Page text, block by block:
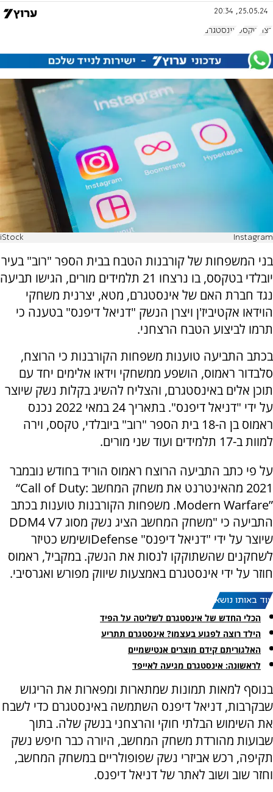
25.05.24, 20:34
רצח טקסס אינסטגרם
Instagram
iStock
בני המשפחות של קורבנות הטבח בבית הספר "רוב" בעיר
יובלדי בטקסס, בו נרצחו 21 תלמידים מורים, הגישו תביעה
נגד חברת האם של אינסטגרם, מטא, יצרנית משחקי
הוידאו אקטיביז'ן ויצרן הנשק "דניאל דיפנס" בטענה כי
תרמו לביצוע הטבח הרצחני.
בכתב התביעה טוענות משפחות הקורבנות כי הרוצח,
סלבדור ראמוס, הושפע ממשחקי וידאו אלימים יחד עם
תוכן אלים באינסטגרם, והצליח להשיג בקלות נשק שיוצר
על ידי "דניאל דיפנס". בתאריך 24 במאי 2022 נכנס
ראמוס בן ה-18 בית הספר "רוב" ביובלדי, טקסס, וירה
למוות ב-17 תלמידים ועוד שני מורים.
על פי כתב התביעה הרוצח ראמוס הוריד בחודש נובמבר
2021 מהאינטרנט את משחק המחשב
“Call of Duty:
Modern Warfare”. משפחות הקורבנות טוענות בכתב
התביעה כי "משחק המחשב הציג נשק מסוגDDM4 V7
שיוצר על ידי "דניאל דיפנס" Defenseושימש כטיזר
לשחקנים שהשתוקקו לנסות את הנשק. במקביל, ראמוס
חוזר על ידי אינסטגרם באמצעות שיווק מפורש ואגרסיבי.
עוד באותו נושא:
הכלי החדש של אינסטגרם לשליטה על הפיד
הילד רוצה לפגוע בעצמו? אינסטגרם תתריע
האלגוריתם קידם מוצרים אנטישמיים
לראשונה: אינסטגרם מגיעה לאייפד
בנוסף למאות תמונות שמתארות ומפארות את הריגוש
שבקרבות, דניאל דיפנס השתמשה באינסטגרם כדי לשבח
את השימוש הבלתי חוקי והרצחני בנשק שלה. בתוך
שבועות מהורדת משחק המחשב, היורה כבר חיפש נשק
תקיפה, רכש אביזרי נשק שפופולריים במשחק המחשב,
וחזר שוב ושוב לאתר של דניאל דיפנס.